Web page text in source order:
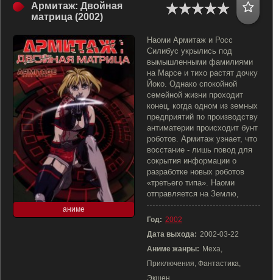
Армитаж: Двойная
матрица (2002)
аниме
Наоми Армитаж и Росс
Силибус укрылись под
вымышленными фамилиями
на Марсе и тихо растят дочку
Йоко. Однако спокойной
семейной жизни проходит
конец, когда одном из земных
предприятий по производству
антиматерии происходит бунт
роботов. Армитаж узнает, что
восстание - лишь повод для
сокрытия информации о
разработке новых роботов
«третьего типа». Наоми
отправляется на Землю,
Год: 2002
Дата выхода: 2002-03-22
Аниме жанры: Меха,
Приключения, Фантастика,
Экшен